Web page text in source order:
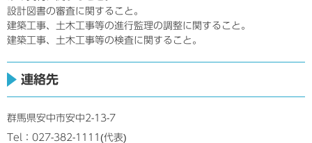
設計図書の審査に関すること。
建築工事、土木工事等の進行監理の調整に関すること。
建築工事、土木工事等の検査に関すること。
連絡先
群馬県安中市安中2-13-7
Tel：027-382-1111
代表